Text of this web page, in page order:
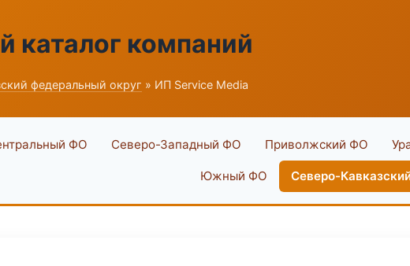
каталог компаний
федеральный округ » ИП Service Media
ФО Северо-Западный ФО Приволжский ФО
Южный ФО Северо-